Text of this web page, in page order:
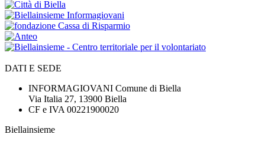
DATI E SEDE
INFORMAGIOVANI Comune di Biella
Via Italia 27, 13900 Biella
CF e IVA 00221900020
Biellainsieme